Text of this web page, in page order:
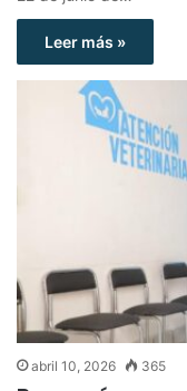
Leer más »
abril 10, 2026 365